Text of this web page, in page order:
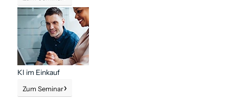
KI im Einkauf
Zum Seminar